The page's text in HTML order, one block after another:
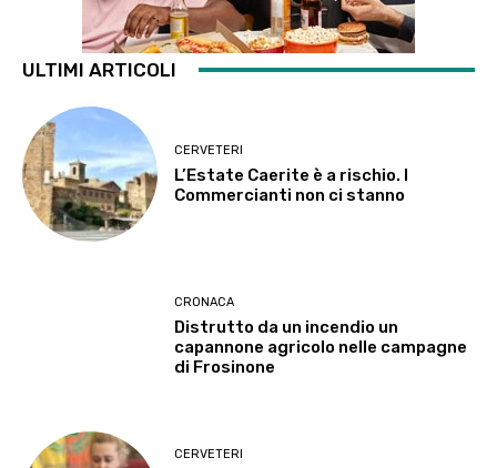
ULTIMI ARTICOLI
CERVETERI
L’Estate Caerite è a rischio. I
Commercianti non ci stanno
CRONACA
Distrutto da un incendio un
capannone agricolo nelle campagne
di Frosinone
CERVETERI